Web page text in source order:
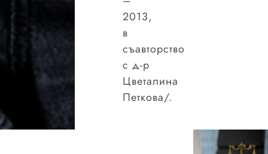
2013,
в
съавторство
с д-р
Цветалина
Петкова/.